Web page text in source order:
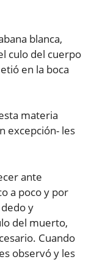
blanca,
culo del cuerpo
en la boca
materia
excepción- les
ante
a poco y por
y
del muerto,
Cuando
observó y les